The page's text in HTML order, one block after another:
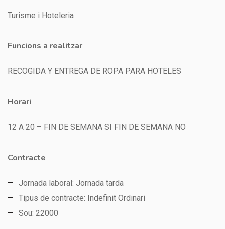
Turisme i Hoteleria
Funcions a realitzar
RECOGIDA Y ENTREGA DE ROPA PARA HOTELES
Horari
12 A 20 – FIN DE SEMANA SI FIN DE SEMANA NO
Contracte
Jornada laboral: Jornada tarda
Tipus de contracte: Indefinit Ordinari
Sou: 22000